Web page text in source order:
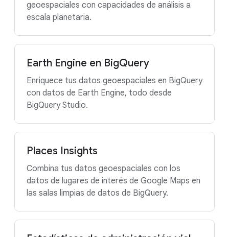
geoespaciales con capacidades de análisis a
escala planetaria.
Earth Engine en BigQuery
Enriquece tus datos geoespaciales en BigQuery
con datos de Earth Engine, todo desde
BigQuery Studio.
Places Insights
Combina tus datos geoespaciales con los
datos de lugares de interés de Google Maps en
las salas limpias de datos de BigQuery.